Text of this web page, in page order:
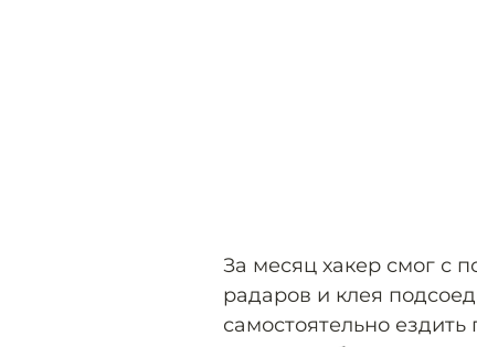
За месяц хакер смог с
радаров и клея
самостоятельно